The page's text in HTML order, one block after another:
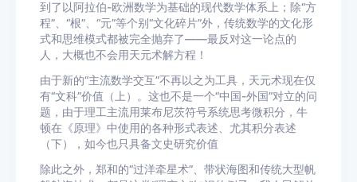
到了以阿拉伯-欧洲数学为基础的现代数学体系上；除“方
程”、“根”、“元”等个别“文化碎片”外，传统数学的文化形
式和思维模式都被完全抛弃了——最反对这一论点的
人，大概也不会用天元术解方程！
由于新的“主流数学交互”不再以之为工具，天元术现在仅
有“文科”价值（上）。这也不是一个“中国-外国”对立的问
题，由于理工主流用莱布尼茨符号系统思考微积分，牛
顿在《原理》中使用的各种形式表述、尤其积分表述
（下），如今也只具备文史研究价值
除此之外，郑和的“过洋牵星术”、带状海图和传统大型帆